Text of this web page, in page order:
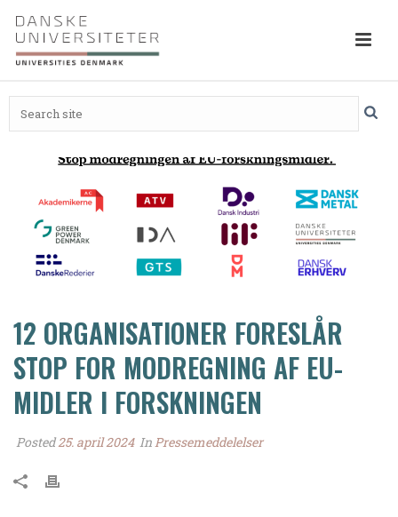
12 ORGANISATIONER FORESLÅR
STOP FOR MODREGNING AF EU-
MIDLER I FORSKNINGEN
Posted25. april 2024 InPressemeddelelser